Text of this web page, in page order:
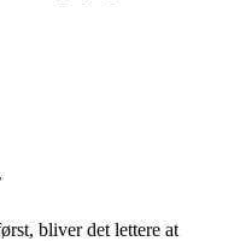
bliver det lettere at